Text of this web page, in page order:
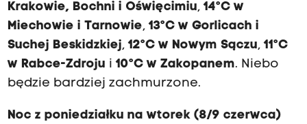
Krakowie, Bochni i Oświęcimiu,14°C w
Miechowie i Tarnowie,13°C w Gorlicach i
Suchej Beskidzkiej,12°C w Nowym Sączu,11°C
w Rabce-Zdroju i10°C w Zakopanem. Niebo
będzie bardziej zachmurzone.
Noc z poniedziałku na wtorek (8/9 czerwca)